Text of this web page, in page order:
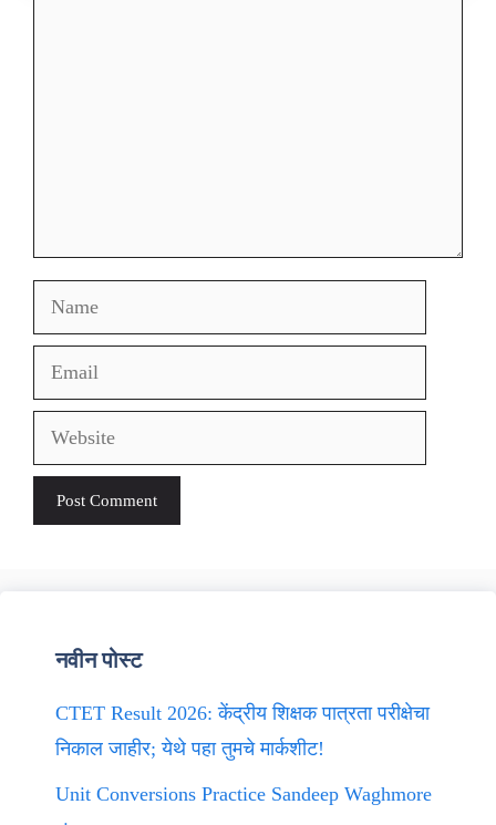
Name
Email
Website
नवीन पोस्ट
CTET Result 2026: केंद्रीय शिक्षक पात्रता परीक्षेचा
निकाल जाहीर; येथे पहा तुमचे मार्कशीट!
Unit Conversions Practice Sandeep Waghmore